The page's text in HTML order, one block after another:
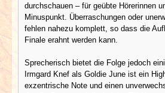
durchschauen – für geübte Hörerinnen
Minuspunkt. Überraschungen oder
fehlen nahezu komplett, so dass die
Finale erahnt werden kann.
Sprecherisch bietet die Folge jedoch
Irmgard Knef als Goldie June ist ein
exzentrische Note und einen